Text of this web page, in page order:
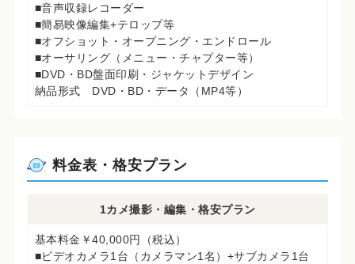
■音声収録レコーダー
■簡易映像編集+テロップ等
■オフショット・オープニング・エンドロール
■オーサリング（メニュー・チャプター等）
■DVD・BD盤面印刷・ジャケットデザイン
納品形式 DVD・BD・データ（MP4等）
料金表・格安プラン
1カメ撮影・編集・格安プラン
基本料金￥40,000円（税込）
■ビデオカメラ1台（カメラマン1名）+サブカメラ1台